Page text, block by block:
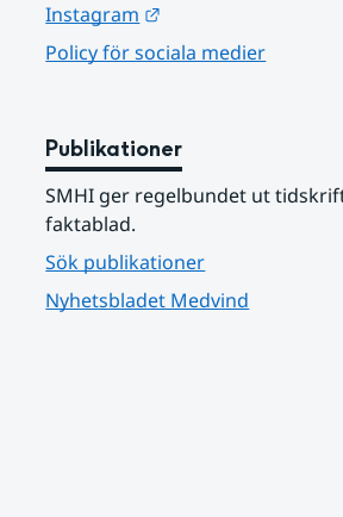
Instagram
Policy för sociala medier
Publikationer
SMHI ger regelbundet ut
faktablad.
Sök publikationer
Nyhetsbladet Medvind